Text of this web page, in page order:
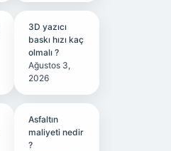
3D yazıcı
baskı hızı kaç
olmalı ?
Ağustos 3,
2026
Asfaltın
maliyeti nedir
?